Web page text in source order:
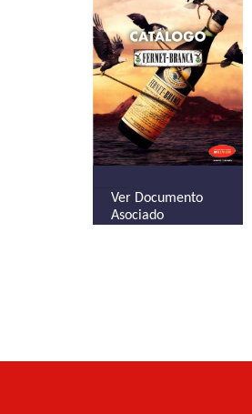
Ver Documento
Asociado